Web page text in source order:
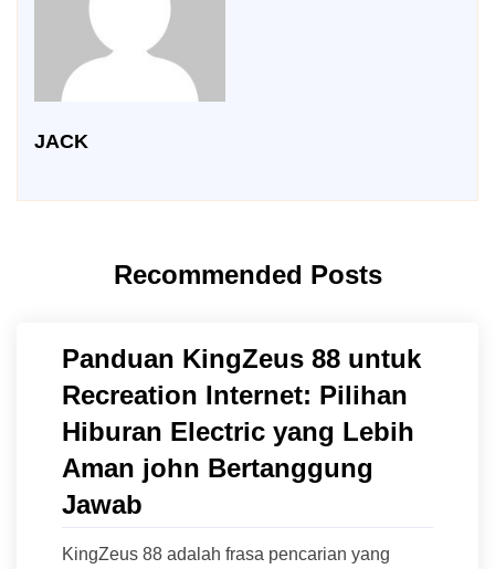
JACK
Recommended Posts
Panduan KingZeus 88 untuk
Recreation Internet: Pilihan
Hiburan Electric yang Lebih
Aman john Bertanggung
Jawab
KingZeus 88 adalah frasa pencarian yang